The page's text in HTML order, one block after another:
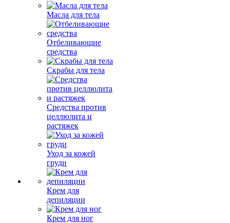
Масла для тела
Отбеливающие
средства
Скрабы для тела
Средства против
целлюлита и
растяжек
Уход за кожей
груди
Крем для
депиляции
Крем для ног